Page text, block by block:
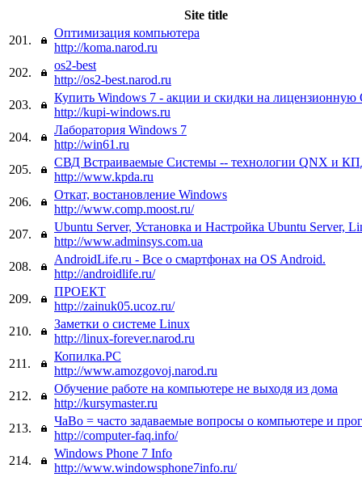
Site title
201.
Оптимизация компьютера
http://koma.narod.ru
202.
os2-best
http://os2-best.narod.ru
203.
Купить Windows 7 - акции и скидки на
http://kupi-windows.ru
204.
Лаборатория Windows 7
http://win61.ru
205.
СВД Встраиваемые Системы -- технологии QNX и
http://www.kpda.ru
206.
Откат, востановление Windows
http://www.comp.moost.ru/
207.
Ubuntu Server, Установка и Настройка Ubuntu Server,
http://www.adminsys.com.ua
208.
AndroidLife.ru - Все о смартфонах на OS Android.
http://androidlife.ru/
209.
ПРОЕКТ
http://zainuk05.ucoz.ru/
210.
Заметки о системе Linux
http://linux-forever.narod.ru
211.
Копилка.PC
http://www.amozgovoj.narod.ru
212.
Обучение работе на компьютере не выходя из дома
http://kursymaster.ru
213.
ЧаВо = часто задаваемые вопросы о компьютере и
http://computer-faq.info/
214.
Windows Phone 7 Info
http://www.windowsphone7info.ru/